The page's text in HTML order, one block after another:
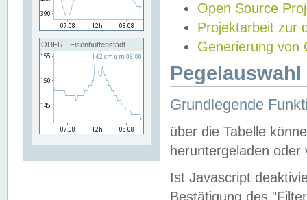
ODER - Eisenhüttenstadt
Open Source
Projektarbeit zur
Generierung von
Grundlegende
über die Tabelle
heruntergeladen oder
Ist Javascript
Bestätigung des